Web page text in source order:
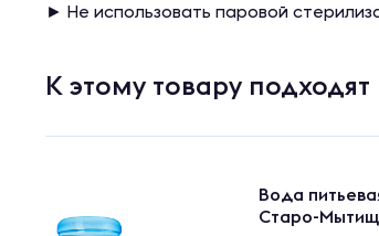
► Не использовать паровой
К этому товару подходят
Вода
Старо-